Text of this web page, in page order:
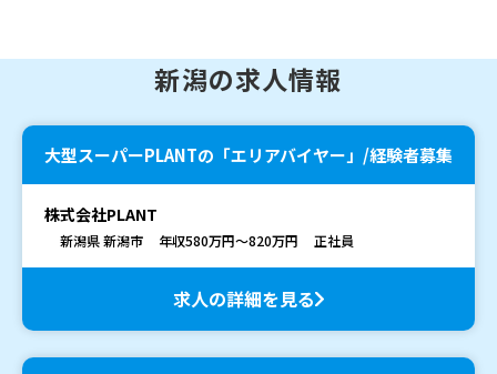
新潟の求人情報
大型スーパーPLANTの「エリアバイヤー」/経験者募集
株式会社PLANT
新潟県 新潟市 年収580万円～820万円 正社員
求人の詳細を見る